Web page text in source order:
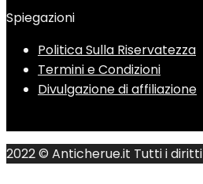
Spiegazioni
Politica Sulla Riservatezza
Termini e Condizioni
Divulgazione di affiliazione
2022 © Anticherue.it Tutti i